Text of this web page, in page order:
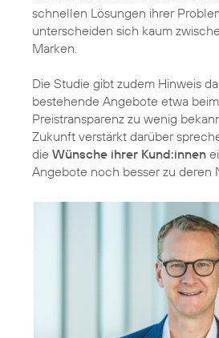
schnellen Lösungen ihrer
unterscheiden sich kaum
Marken.
Die Studie gibt zudem Hinweis
bestehende Angebote etwa
Preistransparenz zu wenig
Zukunft verstärkt darüber
die Wünsche ihrer Kund:innen
Angebote noch besser zu deren